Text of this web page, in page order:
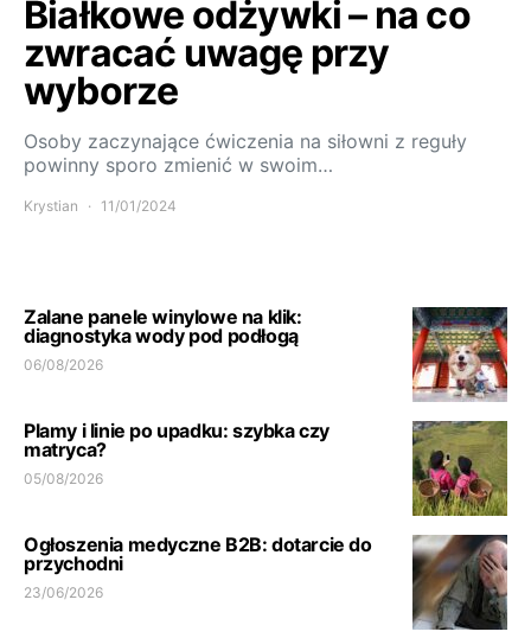
Białkowe odżywki – na co
zwracać uwagę przy
wyborze
Osoby zaczynające ćwiczenia na siłowni z reguły
powinny sporo zmienić w swoim…
Krystian 11/01/2024
Zalane panele winylowe na klik:
diagnostyka wody pod podłogą
06/08/2026
Plamy i linie po upadku: szybka czy
matryca?
05/08/2026
Ogłoszenia medyczne B2B: dotarcie do
przychodni
23/06/2026